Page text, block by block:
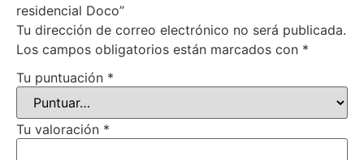
residencial Doco”
Tu dirección de correo electrónico no será publicada.
Los campos obligatorios están marcados con *
Tu puntuación *
Tu valoración *